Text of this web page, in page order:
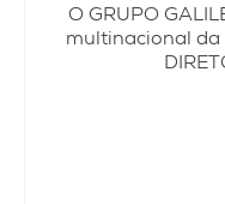
O GRUPO
multinacional